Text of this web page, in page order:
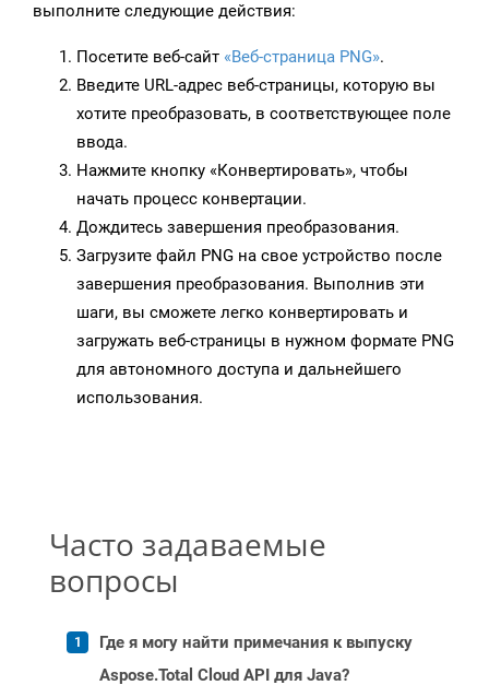
выполните следующие действия:
Посетите веб-сайт «Веб-страница PNG».
Введите URL-адрес веб-страницы, которую вы
хотите преобразовать, в соответствующее поле
ввода.
Нажмите кнопку «Конвертировать», чтобы
начать процесс конвертации.
Дождитесь завершения преобразования.
Загрузите файл PNG на свое устройство после
завершения преобразования. Выполнив эти
шаги, вы сможете легко конвертировать и
загружать веб-страницы в нужном формате PNG
для автономного доступа и дальнейшего
использования.
Часто задаваемые
вопросы
Где я могу найти примечания к выпуску
Aspose.Total Cloud API для Java?